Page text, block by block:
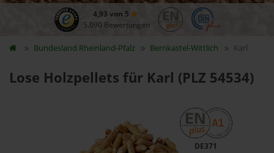
4,93 von 5
5.090 Bewertungen
Bundesland Rheinland-Pfalz Bernkastel-Wittlich Karl
Lose Holzpellets für Karl (PLZ 54534)
DE371